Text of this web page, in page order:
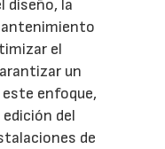
diseño, la
el
un
enfoque,
del
de